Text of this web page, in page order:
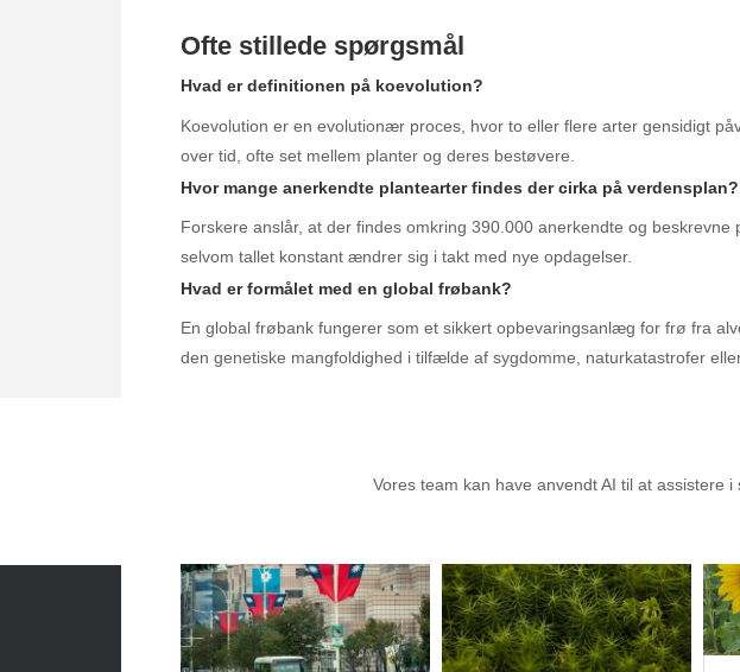
Ofte stillede spørgsmål
Hvad er definitionen på koevolution?
Koevolution er en evolutionær proces, hvor to eller flere arter gensidigt
over tid, ofte set mellem planter og deres bestøvere.
Hvor mange anerkendte plantearter findes der cirka på verdensplan?
Forskere anslår, at der findes omkring 390.000 anerkendte og beskrevne
selvom tallet konstant ændrer sig i takt med nye opdagelser.
Hvad er formålet med en global frøbank?
En global frøbank fungerer som et sikkert opbevaringsanlæg for frø fra
den genetiske mangfoldighed i tilfælde af sygdomme, naturkatastrofer
Vores team kan have anvendt AI til at assistere
Sæsonvis- Din foretrukne kilde til alt